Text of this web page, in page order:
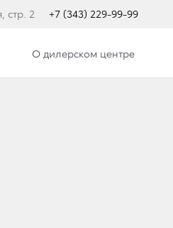
стр. 2 +7 (343) 229-99-99
О дилерском центре